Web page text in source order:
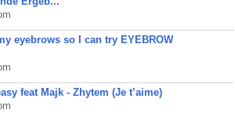
eyebrows so I can try EYEBROW
feat Majk - Zhytem (Je t’aime)